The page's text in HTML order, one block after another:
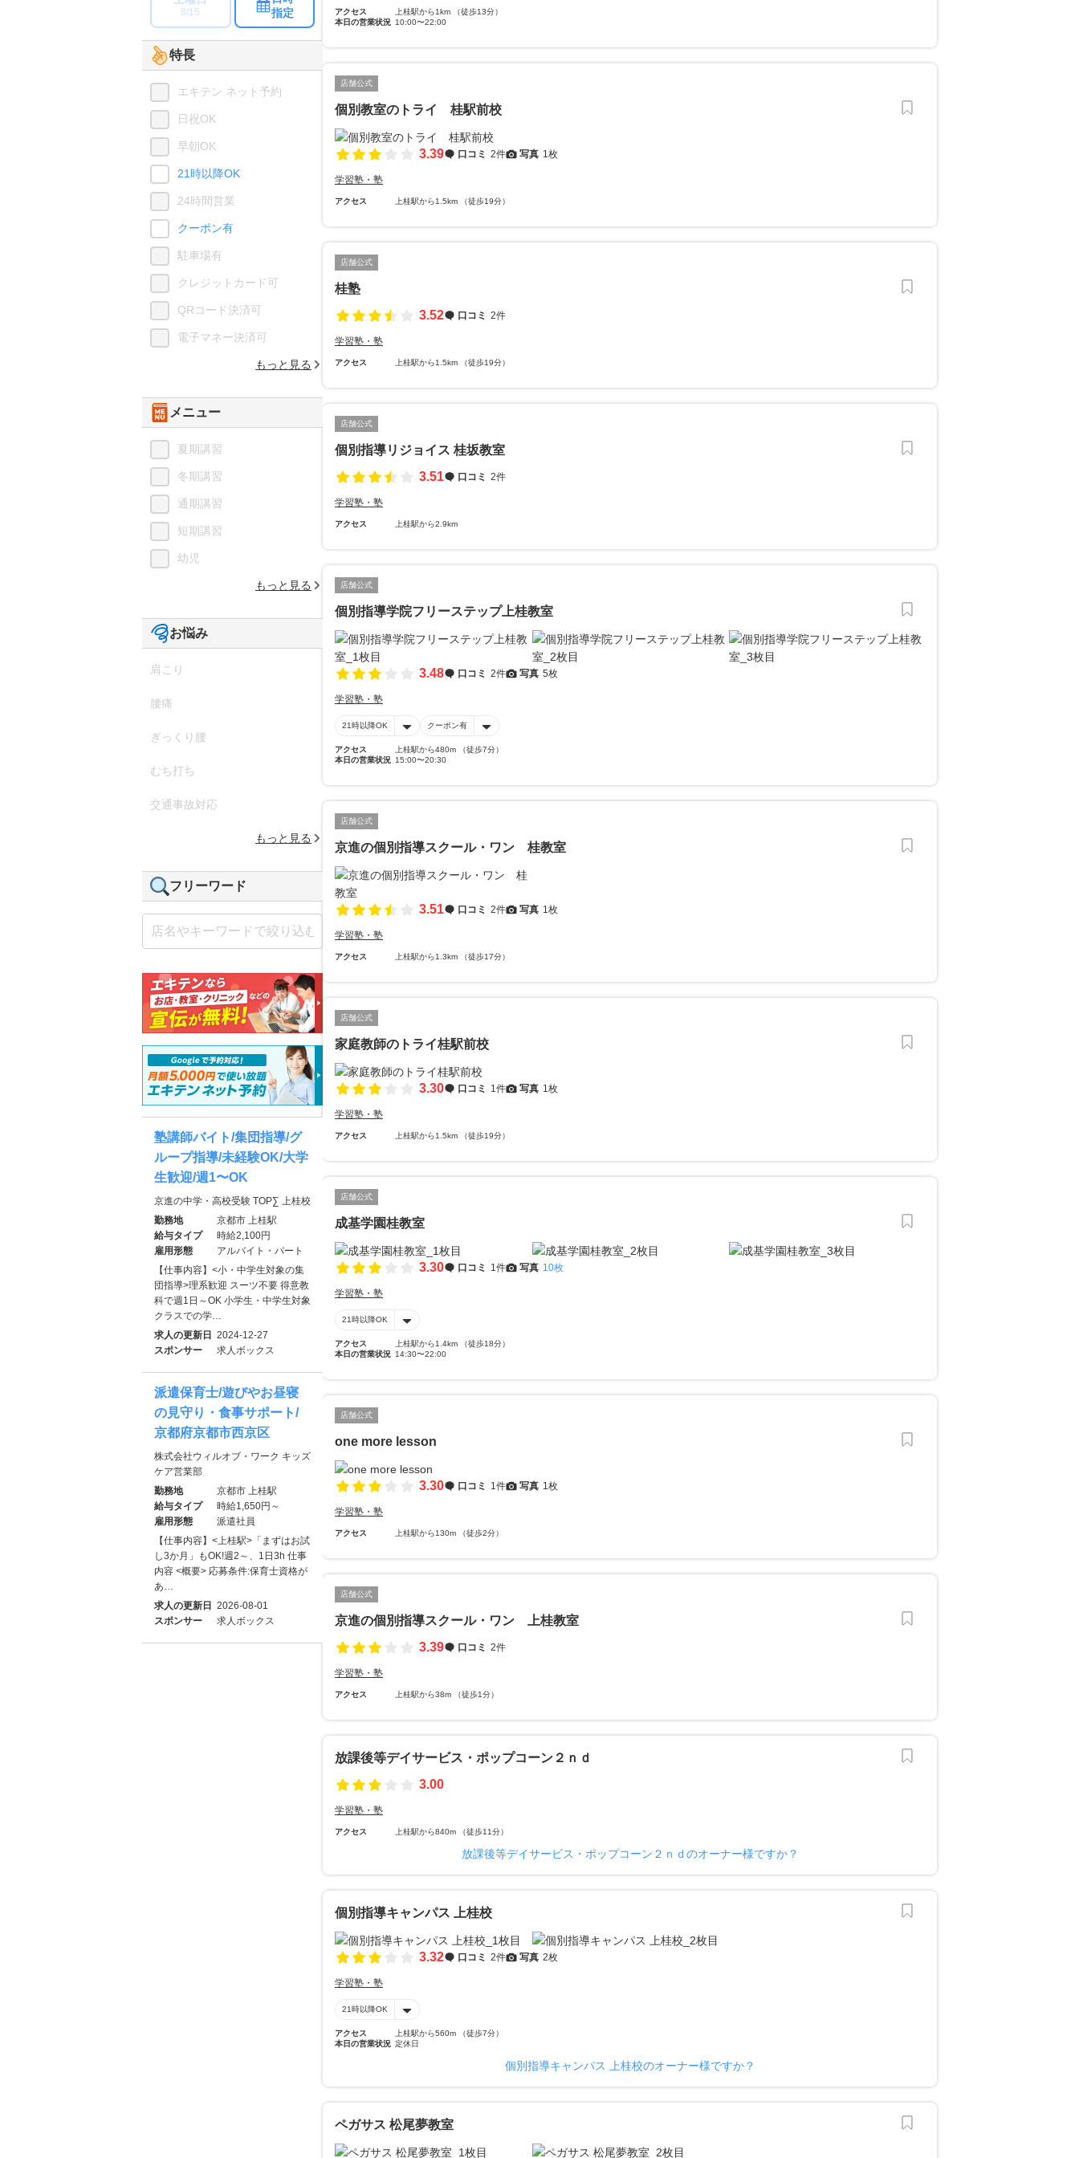
アクセス
上桂駅から1km （徒歩13分）
本日の営業状況 10:00〜22:00
店舗公式
個別教室のトライ 桂駅前校
3.39 口コミ 2件 写真 1枚
学習塾・塾
アクセス 上桂駅から1.5km （徒歩19分）
店舗公式
桂塾
3.52
口コミ 2件
学習塾・塾
アクセス 上桂駅から1.5km （徒歩19分）
店舗公式
個別指導リジョイス 桂坂教室
3.51
口コミ 2件
学習塾・塾
アクセス 上桂駅から2.9km
店舗公式
個別指導学院フリーステップ上桂教室
3.48 口コミ 2件 写真 5枚
学習塾・塾
21時以降OK クーポン有
アクセス
上桂駅から480m （徒歩7分）
本日の営業状況 15:00〜20:30
店舗公式
京進の個別指導スクール・ワン 桂教室
3.51 口コミ 2件 写真 1枚
学習塾・塾
アクセス 上桂駅から1.3km （徒歩17分）
店舗公式
家庭教師のトライ桂駅前校
3.30 口コミ 1件 写真 1枚
学習塾・塾
アクセス 上桂駅から1.5km （徒歩19分）
店舗公式
成基学園桂教室
3.30 口コミ 1件 写真 10枚
学習塾・塾
21時以降OK
アクセス
上桂駅から1.4km （徒歩18分）
本日の営業状況 14:30〜22:00
店舗公式
one more lesson
3.30 口コミ 1件 写真 1枚
学習塾・塾
アクセス 上桂駅から130m （徒歩2分）
店舗公式
京進の個別指導スクール・ワン 上桂教室
3.39
口コミ 2件
学習塾・塾
アクセス 上桂駅から38m （徒歩1分）
放課後等デイサービス・ポップコーン２ｎｄ
3.00
学習塾・塾
アクセス 上桂駅から840m （徒歩11分）
放課後等デイサービス・ポップコーン２ｎｄのオーナー様ですか？
個別指導キャンパス 上桂校
3.32 口コミ 2件 写真 2枚
学習塾・塾
21時以降OK
アクセス
上桂駅から560m （徒歩7分）
本日の営業状況 定休日
個別指導キャンパス 上桂校のオーナー様ですか？
ペガサス 松尾夢教室
8/15
指定
特長
エキテン ネット予約
日祝OK
早朝OK
21時以降OK
24時間営業
クーポン有
駐車場有
クレジットカード可
QRコード決済可
電子マネー決済可
もっと見る
メニュー
夏期講習
冬期講習
通期講習
短期講習
幼児
もっと見る
お悩み
肩こり
腰痛
ぎっくり腰
むち打ち
交通事故対応
もっと見る
フリーワード
塾講師バイト/集団指導/グ
ループ指導/未経験OK/大学
生歓迎/週1〜OK
京進の中学・高校受験 TOP∑ 上桂校
勤務地
京都市 上桂駅
給与タイプ
時給2,100円
雇用形態
アルバイト・パート
【仕事内容】<小・中学生対象の集
団指導>理系歓迎 スーツ不要 得意教
科で週1日～OK 小学生・中学生対象
クラスでの学…
求人の更新日 2024-12-27
スポンサー
求人ボックス
派遣保育士/遊びやお昼寝
の見守り・食事サポート/
京都府京都市西京区
株式会社ウィルオブ・ワーク キッズ
ケア営業部
勤務地
京都市 上桂駅
給与タイプ
時給1,650円～
雇用形態
派遣社員
【仕事内容】<上桂駅>「まずはお試
し3か月」もOK!週2～、1日3h 仕事
内容 <概要> 応募条件:保育士資格が
あ…
求人の更新日 2026-08-01
スポンサー
求人ボックス